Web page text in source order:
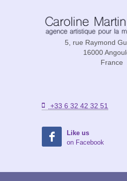
5, rue Raymond
16000
France
+33 6 32 42 32 51
Like us
on Facebook